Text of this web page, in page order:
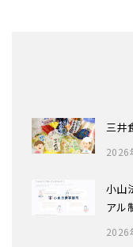
三井
2026
小山
アル
2026